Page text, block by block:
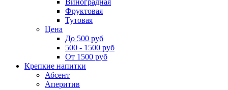
Фруктовая
Тутовая
Цена
До 500 руб
500 - 1500 руб
От 1500 руб
Крепкие напитки
Абсент
Аперитив